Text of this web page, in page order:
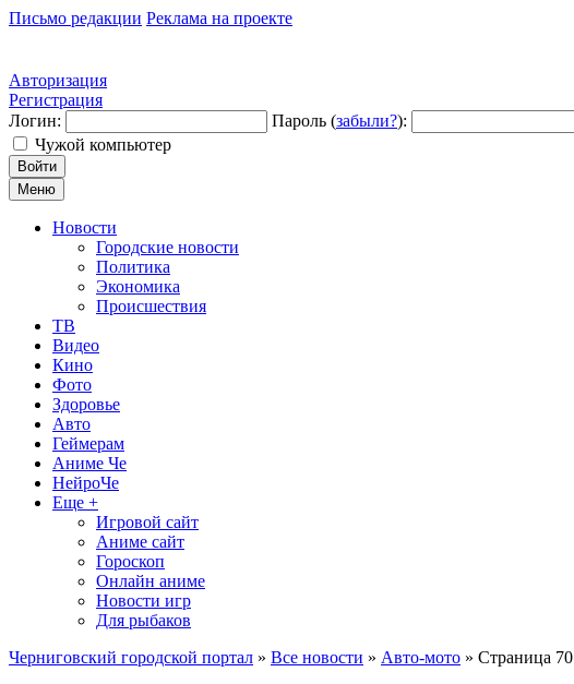
Письмо редакции Реклама на проекте
Авторизация
Регистрация
Логин:
Пароль (забыли?):
Чужой компьютер
Войти
Меню
Новости
Городские новости
Политика
Экономика
Происшествия
ТВ
Видео
Кино
Фото
Здоровье
Авто
Геймерам
Аниме Че
НейроЧе
Еще +
Игровой сайт
Аниме сайт
Гороскоп
Онлайн аниме
Новости игр
Для рыбаков
Черниговский городской портал » Все новости » Авто-мото » Страница 70